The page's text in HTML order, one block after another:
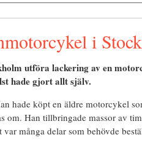
i
utföra lackering av en
hade gjort allt själv.
hade köpt en äldre motorcykel
om. Han tillbringade massor av
många delar som behövde